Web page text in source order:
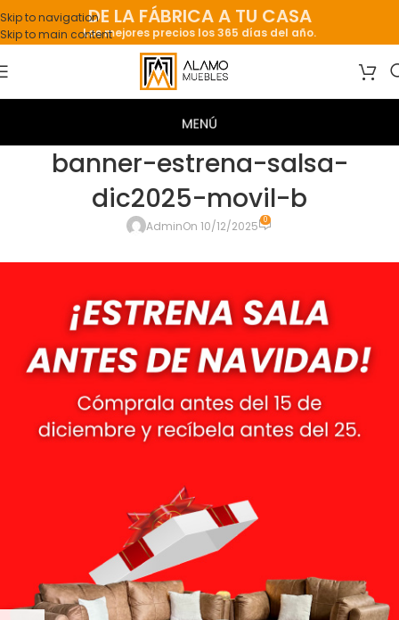
Skip to navigation
Skip to main content
DE LA FÁBRICA A TU CASA
Los mejores precios los 365 días del año.
banner-estrena-salsa-
dic2025-movil-b
AdminOn 10/12/2025 0